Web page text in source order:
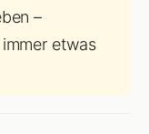
–
etwas